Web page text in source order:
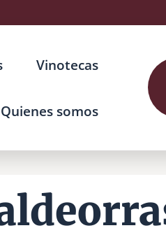
Vinotecas
Quienes somos